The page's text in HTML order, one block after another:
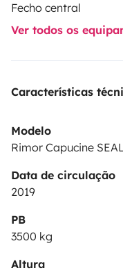
Fecho central
Ver todos os
Características
Modelo
Rimor Capucine
Data de circulação
2019
PB
3500 kg
Altura